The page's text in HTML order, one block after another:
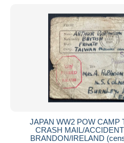
Asien
Taiwan (Formosa)
1945 Japanisch Besetzung
Auktionen mit Geboten
Auktionen ohne Gebote
Auktionshäuser
Verkauft
Alle Laufzeiten
Endet in
JAPAN WW2 POW CAMP
CRASH MAIL/
BRANDON/IRELAND